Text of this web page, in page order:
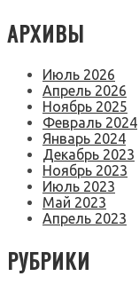
АРХИВЫ
Июль 2026
Апрель 2026
Ноябрь 2025
Февраль 2024
Январь 2024
Декабрь 2023
Ноябрь 2023
Июль 2023
Май 2023
Апрель 2023
РУБРИКИ